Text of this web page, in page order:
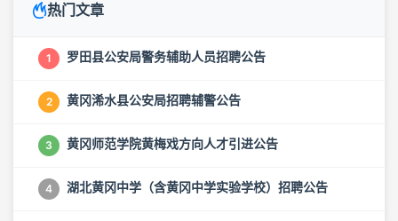
热门文章
1 罗田县公安局警务辅助人员招聘公告
2 黄冈浠水县公安局招聘辅警公告
3 黄冈师范学院黄梅戏方向人才引进公告
4 湖北黄冈中学（含黄冈中学实验学校）招聘公告